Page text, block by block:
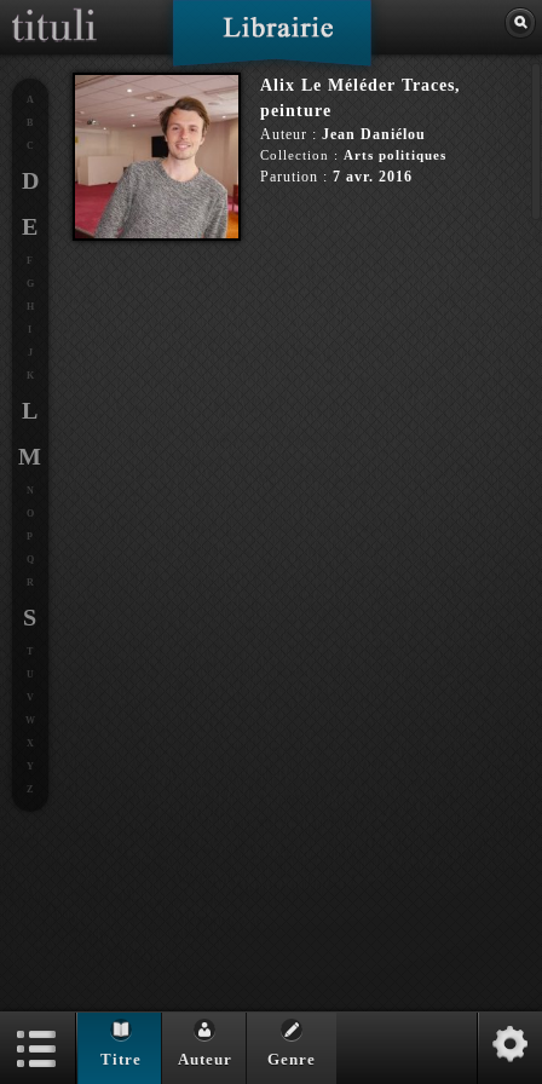
Alix Le Méléder Traces,
peinture
Auteur : Jean Daniélou
Collection : Arts politiques
Parution : 7 avr. 2016
A
B
C
D
E
F
G
H
J
K
L
M
N
O
P
Q
R
S
T
U
V
W
X
Y
Z
Titre Auteur Genre